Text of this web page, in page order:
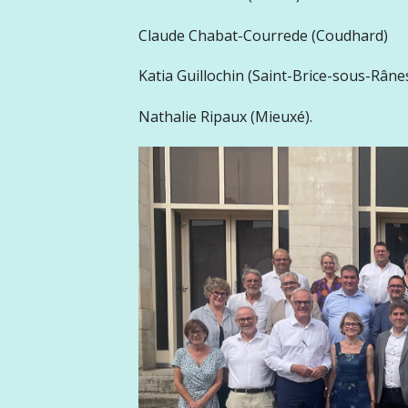
Claude Chabat-Courrede (Coudhard)
Katia Guillochin (Saint-Brice-sous-
Nathalie Ripaux (Mieuxé).